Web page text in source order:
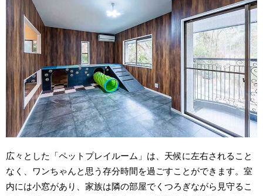
広々とした「ペットプレイルーム」は、天候に左右されること
なく、ワンちゃんと思う存分時間を過ごすことができます。室
内には小窓があり、家族は隣の部屋でくつろぎながら見守るこ